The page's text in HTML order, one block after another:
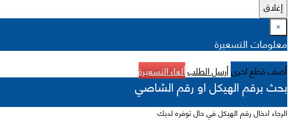
إغلاق
×
معلومات التسعيرة
أضف قطع اخرىأرسل الطلبألغاء التسعيرة
بحث برقم الهيكل او رقم الشاصي
الرجاء ادخال رقم الهيكل في حال توفره لديك